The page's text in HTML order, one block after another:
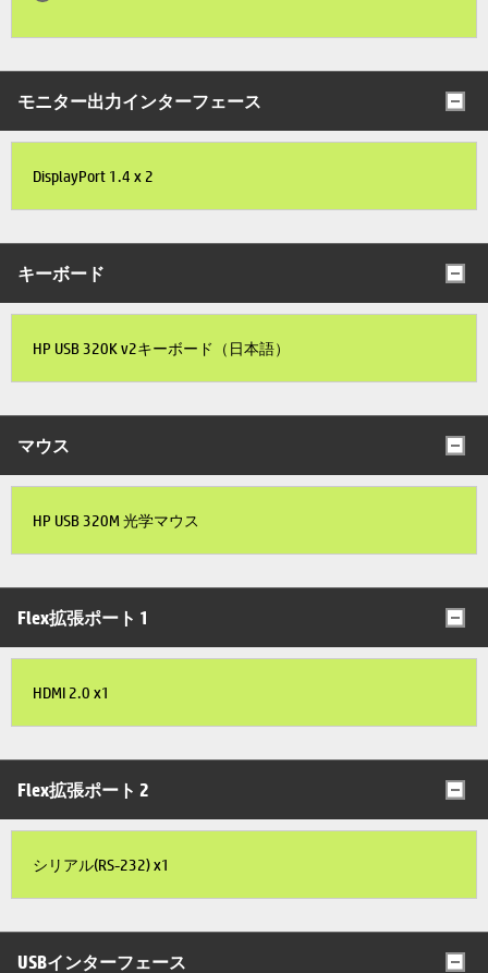
モニター出力インターフェース
DisplayPort 1.4 x 2
キーボード
HP USB 320K v2キーボード（日本語）
マウス
HP USB 320M 光学マウス
Flex拡張ポート 1
HDMI 2.0 x1
Flex拡張ポート 2
シリアル(RS-232) x1
USBインターフェース